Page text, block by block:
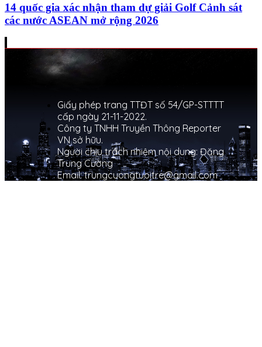
14 quốc gia xác nhận tham dự giải Golf Cảnh sát
các nước ASEAN mở rộng 2026
Giấy phép trang TTĐT số 54/GP-STTTT
cấp ngày 21-11-2022.
Công ty TNHH Truyền Thông Reporter
VN sở hữu.
Người chịu trách nhiệm nội dung: Đặng
Trung Cường
Email: trungcuongtuoitre@gmail.com